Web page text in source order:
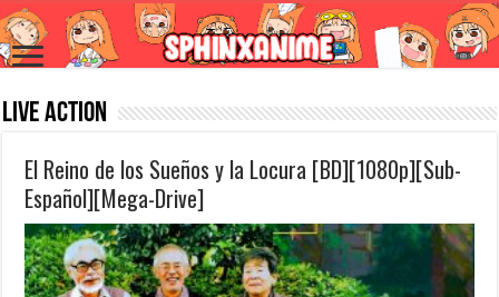
Live Action
El Reino de los Sueños y la Locura [BD][1080p][Sub-
Español][Mega-Drive]